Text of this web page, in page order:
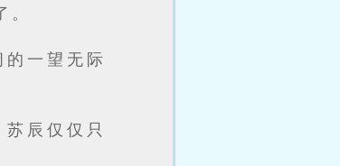
。
一望无际
辰仅仅只